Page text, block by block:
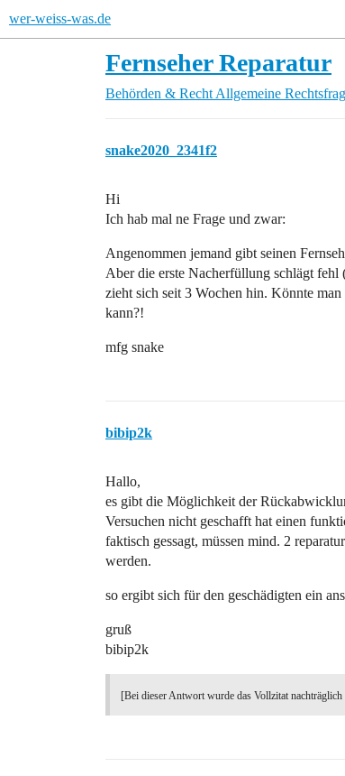
wer-weiss-was.de
Fernseher Reparatur
Behörden & Recht Allgemeine
snake2020_2341f2
Hi
Ich hab mal ne Frage und zwar:
Angenommen jemand gibt seinen
Aber die erste Nacherfüllung schlägt
zieht sich seit 3 Wochen hin. Könnte
kann?!
mfg snake
bibip2k
Hallo,
es gibt die Möglichkeit der
Versuchen nicht geschafft hat einen
faktisch gessagt, müssen mind. 2
werden.
so ergibt sich für den geschädigten ein
gruß
bibip2k
[Bei dieser Antwort wurde das Vollzitat nachträglich